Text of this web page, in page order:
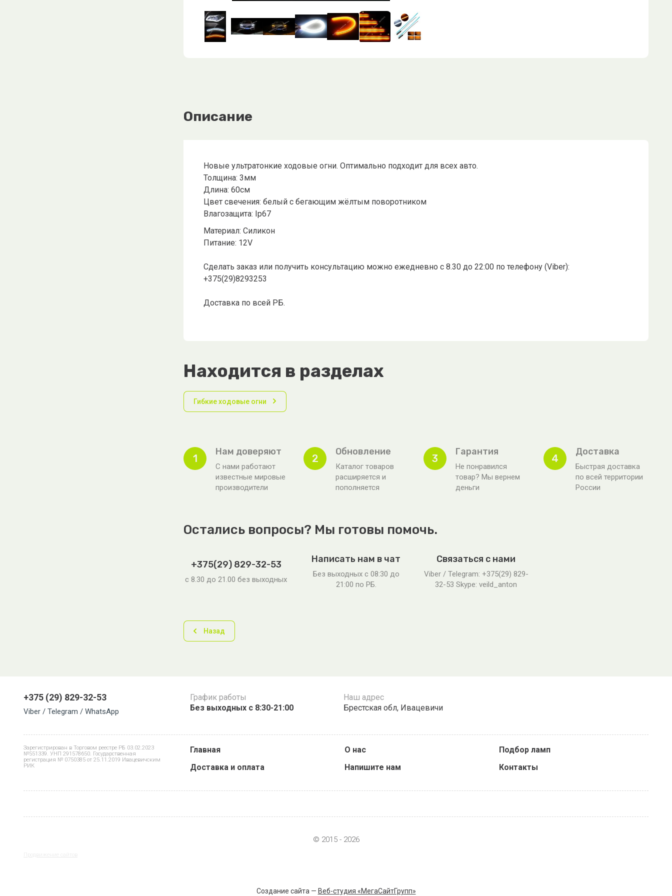
Описание
Новые ультратонкие ходовые огни. Оптимально подходит для всех авто.
Толщина: 3мм
Длина: 60см
Цвет свечения: белый с бегающим жёлтым поворотником
Влагозащита: Ip67
Материал: Силикон
Питание: 12V
Сделать заказ или получить консультацию можно ежедневно с 8.30 до 22:00 по телефону (Viber):
+375(29)8293253
Доставка по всей РБ.
Находится в разделах
Гибкие ходовые огни
1
Нам доверяют
С нами работают
известные мировые
производители
2
Обновление
Каталог товаров
расширяется и
пополняется
3
Гарантия
Не понравился
товар? Мы вернем
деньги
4
Доставка
Быстрая доставка
по всей территории
России
Остались вопросы? Мы готовы помочь.
+375(29) 829-32-53
с 8.30 до 21.00 без выходных
Написать нам в чат
Без выходных c 08:30 до
21:00 по РБ.
Связаться с нами
Viber / Telegram: +375(29) 829-
32-53 Skype: veild_anton
Назад
+375 (29) 829-32-53
Viber / Telegram / WhatsApp
График работы
Без выходных с 8:30-21:00
Наш адрес
Брестская обл, Ивацевичи
Зарегистрирован в Торговом реестре РБ 03.02.2023
№551339. УНП 291578650. Государственная
регистрация № 0750385 от 25.11.2019 Ивацевичским
РИК
Главная О нас
Подбор ламп
Доставка и оплата
Напишите нам Контакты
© 2015 - 2026
Создание сайта — Веб-студия «МегаСайтГрупп»